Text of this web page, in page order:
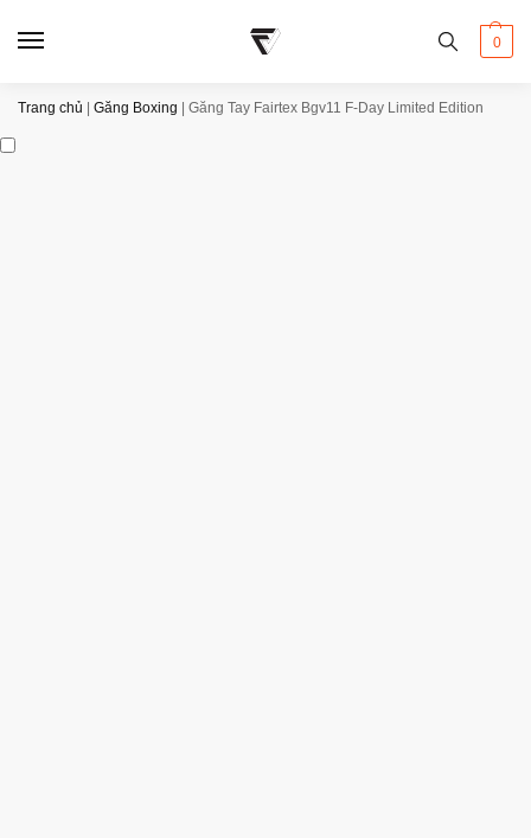
0
Trang chủ Găng Boxing Găng Tay Fairtex Bgv11 F-Day Limited Edition